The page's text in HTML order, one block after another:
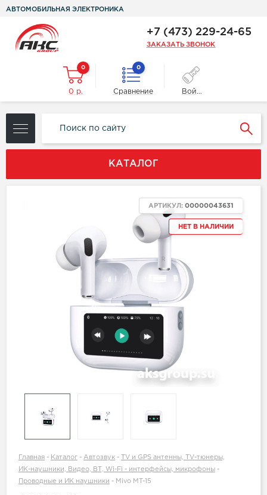
АВТОМОБИЛЬНАЯ ЭЛЕКТРОНИКА
+7 (473) 229-24-65
ЗАКАЗАТЬ ЗВОНОК
0
0 р.
0
Сравнение Войти
КАТАЛОГ
НЕТ В НАЛИЧИИ
АРТИКУЛ: 00000043631
Главная - Каталог - Автозвук -
TV и GPS антенны, TV-тюнеры,
ИК-наушники, Видео, ВТ, Wi-Fi - интерфейсы, микрофоны -
Проводные и ИК наушники - Mivo MT-15